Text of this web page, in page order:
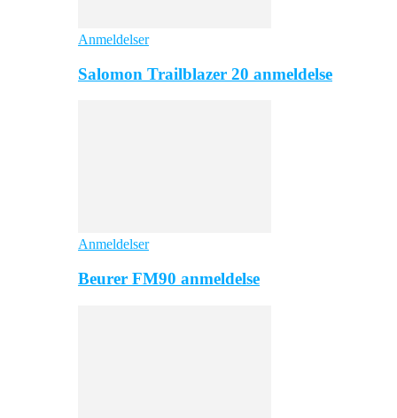
Anmeldelser
Salomon Trailblazer 20 anmeldelse
Anmeldelser
Beurer FM90 anmeldelse